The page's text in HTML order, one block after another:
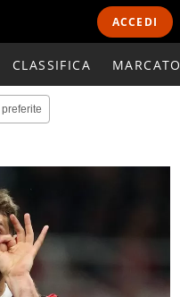
ACCEDI
CLASSIFICA
preferite